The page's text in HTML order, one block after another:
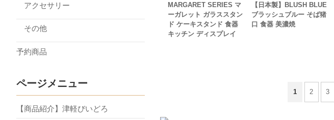
MARGARET SERIES マ
ーガレット ガラススタン
ド ケーキスタンド 食器
キッチン ディスプレイ
【日本製】BLUSH BLUE
ブラッシュブルー そば猪
口 食器 美濃焼
1 2 3
アクセサリー
その他
予約商品
ページメニュー
【商品紹介】津軽びいどろ